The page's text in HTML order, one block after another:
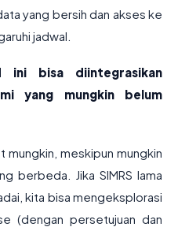
yang bersih dan akses ke
jadwal.
ini bisa diintegrasikan
yang mungkin belum
mungkin, meskipun mungkin
berbeda. Jika SIMRS lama
kita bisa mengeksplorasi
(dengan persetujuan dan